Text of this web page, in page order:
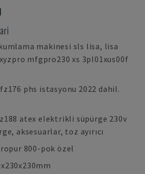
makinesi sls lisa, lisa
mfgpro230 xs 3pl01xus00f
phs istasyonu 2022 dahil.
atex elektrikli süpürge 230v
aksesuarlar, toz ayırıcı
800-pok özel